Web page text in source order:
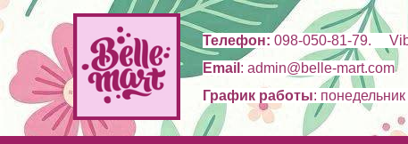
Телефон: 098-050-81-79.
Email : admin@belle-mart.com
График работы: